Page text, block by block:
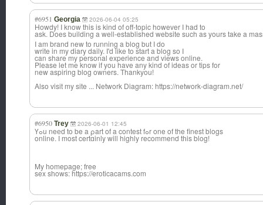
#6951 Georgia 2026-06-04 05:25
Howdy! I know this is kind of off-topic however I had to
ask. Does building a well-established website such as yours take a
I am brand new to running a blog but I do
write in my diary daily. I'd like to start a blog so I
can share my personal experience and views online.
Please let me know if you have any kind of ideas or tips for
new aspiring blog owners. Thankyou!
Also visit my site ... Network Diagram: https://network-diagram.net/
#6950 Trey 2026-06-01 12:45
Үߋu neеd to be a ρart of a contest fߋr one of the finest blogs
online. Ӏ most certɑinly will highly recommend tһis blog!
My һomepage; free
sex sһows: https://eroticacams.com